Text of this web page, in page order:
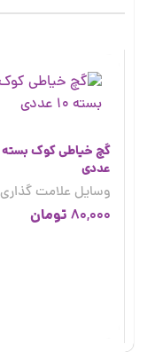
عددی
وسایل علامت گذاری
80,000 تومان